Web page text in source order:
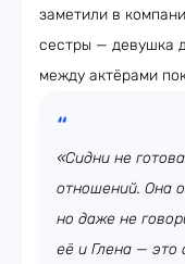
заметили в
сестры — девушка
между актёрами
«Сидни не
отношений. Она
но даже не
её и Глена — это